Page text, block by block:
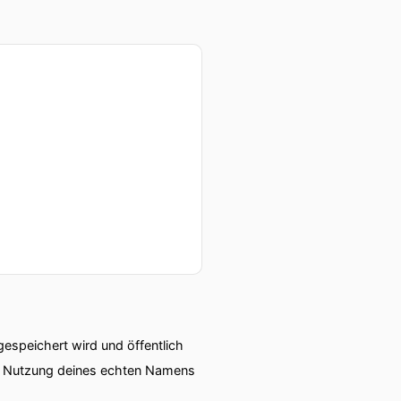
wird und öffentlich
deines echten Namens